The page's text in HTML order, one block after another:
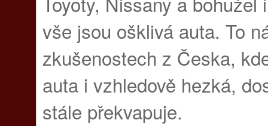
vše jsou ošklivá auta. To
zkušenostech z Česka,
auta i vzhledově hezká,
stále překvapuje.